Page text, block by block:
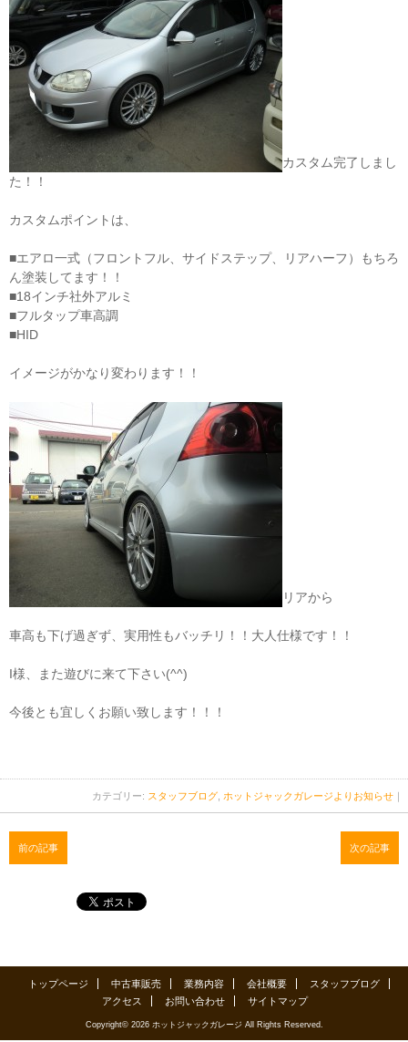
カスタム完了しまし
た！！
カスタムポイントは、
■エアロ一式（フロントフル、サイドステップ、リアハーフ）もちろ
ん塗装してます！！
■18インチ社外アルミ
■フルタップ車高調
■HID
イメージがかなり変わります！！
リアから
車高も下げ過ぎず、実用性もバッチリ！！大人仕様です！！
I様、また遊びに来て下さい(^^)
今後とも宜しくお願い致します！！！
カテゴリー: スタッフブログ ホットジャックガレージよりお知らせ ｜
前の記事 次の記事
トップページ 中古車販売 業務内容 会社概要
スタッフブログ
アクセス
お問い合わせ サイトマップ
Copyright© 2026 ホットジャックガレージ All Rights Reserved.